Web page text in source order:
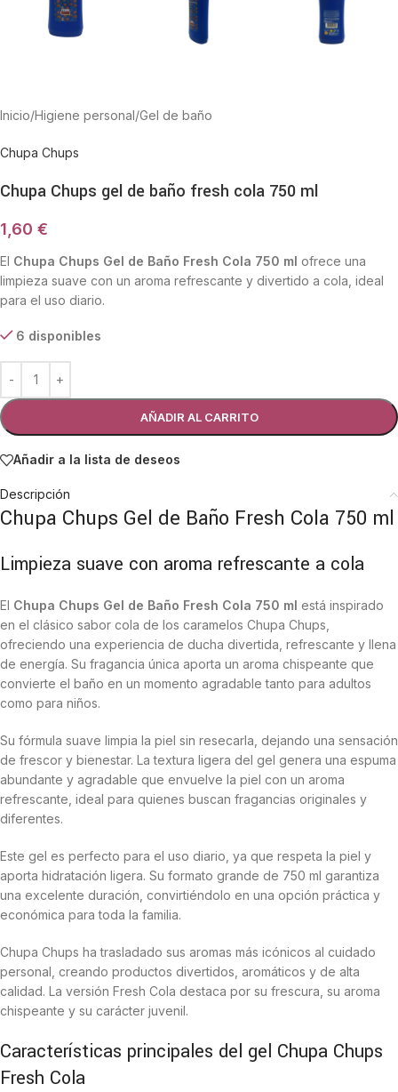
Inicio/Higiene personal/Gel de baño
Chupa Chups
Chupa Chups gel de baño fresh cola 750 ml
1,60 €
El Chupa Chups Gel de Baño Fresh Cola 750 ml ofrece una
limpieza suave con un aroma refrescante y divertido a cola, ideal
para el uso diario.
6 disponibles
AÑADIR AL CARRITO
Añadir a la lista de deseos
Descripción
Chupa Chups Gel de Baño Fresh Cola 750 ml
Limpieza suave con aroma refrescante a cola
El Chupa Chups Gel de Baño Fresh Cola 750 ml está inspirado
en el clásico sabor cola de los caramelos Chupa Chups,
ofreciendo una experiencia de ducha divertida, refrescante y llena
de energía. Su fragancia única aporta un aroma chispeante que
convierte el baño en un momento agradable tanto para adultos
como para niños.
Su fórmula suave limpia la piel sin resecarla, dejando una sensación
de frescor y bienestar. La textura ligera del gel genera una espuma
abundante y agradable que envuelve la piel con un aroma
refrescante, ideal para quienes buscan fragancias originales y
diferentes.
Este gel es perfecto para el uso diario, ya que respeta la piel y
aporta hidratación ligera. Su formato grande de 750 ml garantiza
una excelente duración, convirtiéndolo en una opción práctica y
económica para toda la familia.
Chupa Chups ha trasladado sus aromas más icónicos al cuidado
personal, creando productos divertidos, aromáticos y de alta
calidad. La versión Fresh Cola destaca por su frescura, su aroma
chispeante y su carácter juvenil.
Características principales del gel Chupa Chups
Fresh Cola